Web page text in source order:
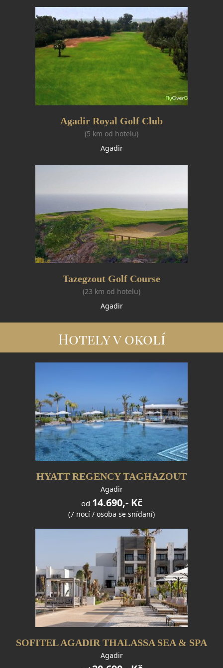
Agadir Royal Golf Club
(5 km od hotelu)
Agadir
Tazegzout Golf Course
(23 km od hotelu)
Agadir
Hotely v okolí
HYATT REGENCY TAGHAZOUT
Agadir
od 14.690,- Kč
(7 nocí / osoba se snídaní)
SOFITEL AGADIR THALASSA SEA & SPA
Agadir